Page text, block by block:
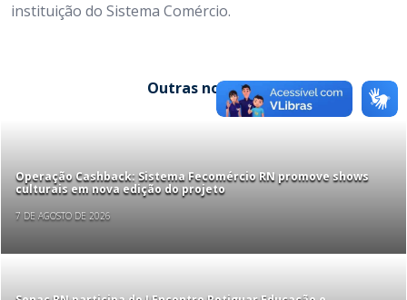
instituição do Sistema Comércio.
Outras notícias
Operação Cashback: Sistema Fecomércio RN promove shows
culturais em nova edição do projeto
7 DE AGOSTO DE 2026